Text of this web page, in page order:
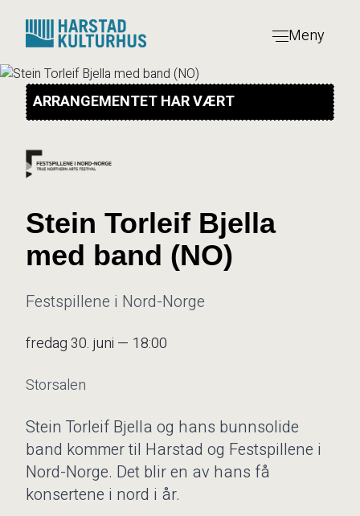
innhold
Meny
ARRANGEMENTET HAR VÆRT
Stein Torleif Bjella
med band (NO)
Festspillene i Nord-Norge
fredag 30. juni — 18:00
Storsalen
Stein Torleif Bjella og hans bunnsolide
band kommer til Harstad og Festspillene i
Nord-Norge. Det blir en av hans få
konsertene i nord i år.